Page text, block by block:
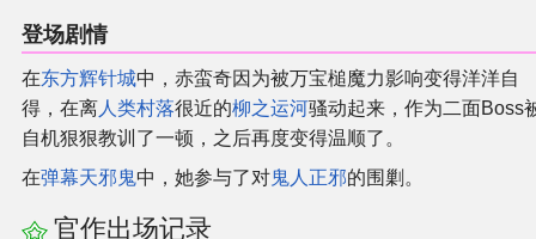
登场剧情
在东方辉针城中，赤蛮奇因为被万宝槌魔力影响变得洋洋自
得，在离人类村落很近的柳之运河骚动起来，作为二面Boss
自机狠狠教训了一顿，之后再度变得温顺了。
在弹幕天邪鬼中，她参与了对鬼人正邪的围剿。
官作出场记录